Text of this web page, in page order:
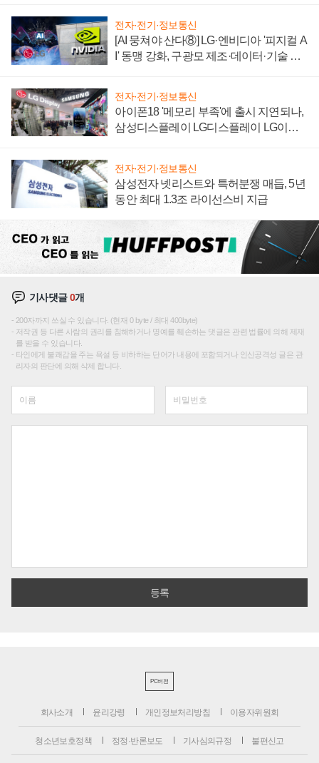
전자·전기·정보통신
[AI 뭉쳐야 산다⑧] LG·엔비디아 '피지컬 A
I' 동맹 강화, 구광모 제조·데이터·기술 결
전자·전기·정보통신
아이폰18 '메모리 부족'에 출시 지연되나,
삼성디스플레이 LG디스플레이 LG이노
전자·전기·정보통신
삼성전자 넷리스트와 특허분쟁 매듭, 5년
동안 최대 1.3조 라이선스비 지급
기사댓글0개
200자까지 쓰실 수 있습니다. (현재 0 byte / 최대 400byte)
저작권 등 다른 사람의 권리를 침해하거나 명예를 훼손하는 댓글은 관련 법률에 의해 제재
를 받을 수 있습니다.
타인에게 불쾌감을 주는 욕설 등 비하하는 단어가 내용에 포함되거나 인신공격성 글은 관
리자의 판단에 의해 삭제 합니다.
PC버전
회사소개 윤리강령 개인정보처리방침 이용자위원회
청소년보호정책 정정·반론보도 기사심의규정 불편신고